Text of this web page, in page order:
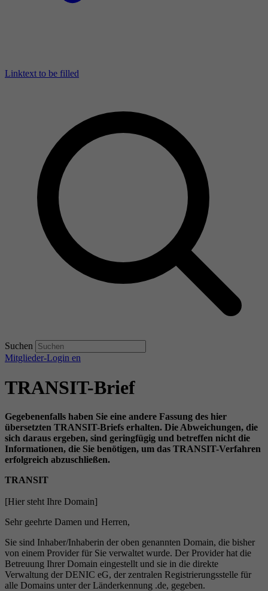
Linktext to be filled
Suchen
Mitglieder-Login en
TRANSIT-Brief
Gegebenenfalls haben Sie eine andere Fassung des hier
übersetzten TRANSIT-Briefs erhalten. Die Abweichungen, die
sich daraus ergeben, sind geringfügig und betreffen nicht die
Informationen, die Sie benötigen, um das TRANSIT-Verfahren
erfolgreich abzuschließen.
TRANSIT
[Hier steht Ihre Domain]
Sehr geehrte Damen und Herren,
Sie sind Inhaber/Inhaberin der oben genannten Domain, die bisher
von einem Provider für Sie verwaltet wurde. Der Provider hat die
Betreuung Ihrer Domain eingestellt und sie in die direkte
Verwaltung der DENIC eG, der zentralen Registrierungsstelle für
alle Domains unter der Länderkennung .de, gegeben.